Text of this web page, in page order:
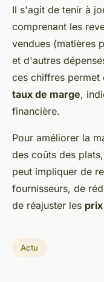
Il s'agit de tenir à
comprenant les
vendues (matières
et d'autres
ces chiffres permet
taux de marge,
financière.
Pour améliorer la
des coûts des
peut impliquer de
fournisseurs, de
de réajuster les
Actu